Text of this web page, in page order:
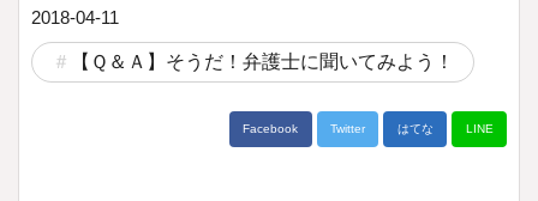
2018-04-11
【Ｑ＆Ａ】そうだ！弁護士に聞いてみよう！
Facebook Twitter はてな LINE